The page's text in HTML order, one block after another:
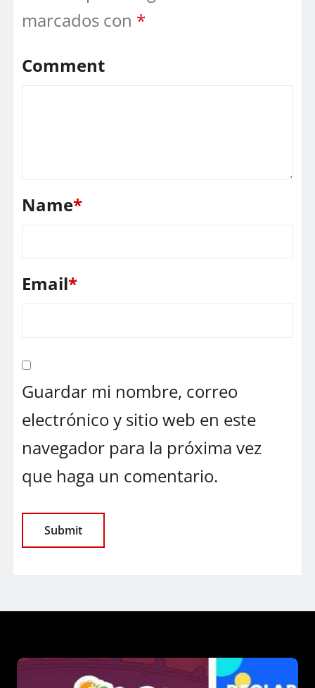
marcados con *
Comment
Name*
Email*
Guardar mi nombre, correo
electrónico y sitio web en este
navegador para la próxima vez
que haga un comentario.